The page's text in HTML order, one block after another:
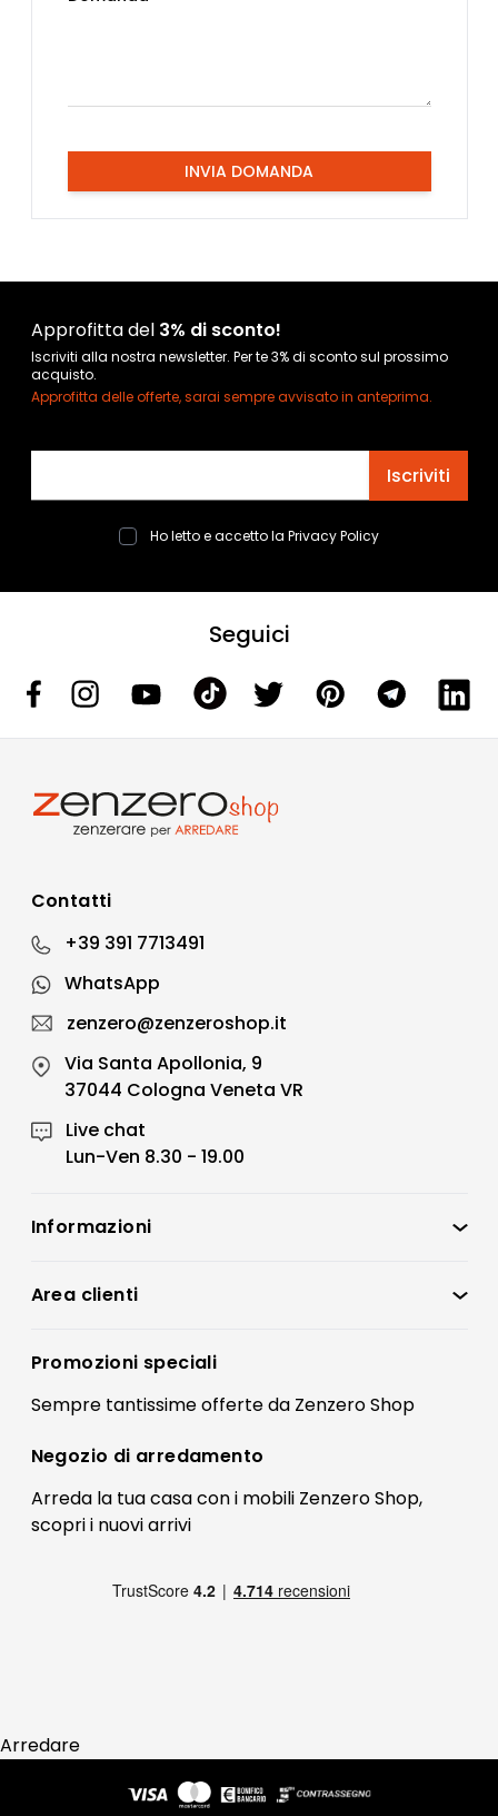
INVIA DOMANDA
Approfitta del 3% di sconto!
Iscriviti alla nostra newsletter. Per te 3% di sconto sul prossimo
acquisto.
Approfitta delle offerte, sarai sempre avvisato in anteprima.
Iscriviti
Ho letto e accetto la Privacy Policy
Seguici
Contatti
+39 391 7713491
WhatsApp
zenzero@zenzeroshop.it
Via Santa Apollonia, 9
37044 Cologna Veneta VR
Live chat
Lun-Ven 8.30 - 19.00
Informazioni
Condizioni di vendita
Preferenze Cookies
Termini e condizioni
Contatti
FAQ
Pagamenti
Area clienti
Registrati
Il mio account
Promozioni speciali
Sempre tantissimeofferteda Zenzero Shop
Negozio di arredamento
Arreda la tua casa con i mobili Zenzero Shop,
scopri i nuovi arrivi
Arredare